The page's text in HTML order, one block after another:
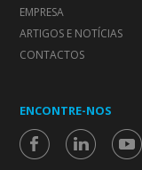
EMPRESA
ARTIGOS E NOTÍCIAS
CONTACTOS
ENCONTRE-NOS